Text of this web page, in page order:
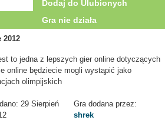
Dodaj do Ulubionych
Gra nie działa
2012
to jedna z lepszych gier online dotyczących
online będziecie mogli wystąpić jako
olimpijskich
29 Sierpień
Gra dodana przez:
shrek